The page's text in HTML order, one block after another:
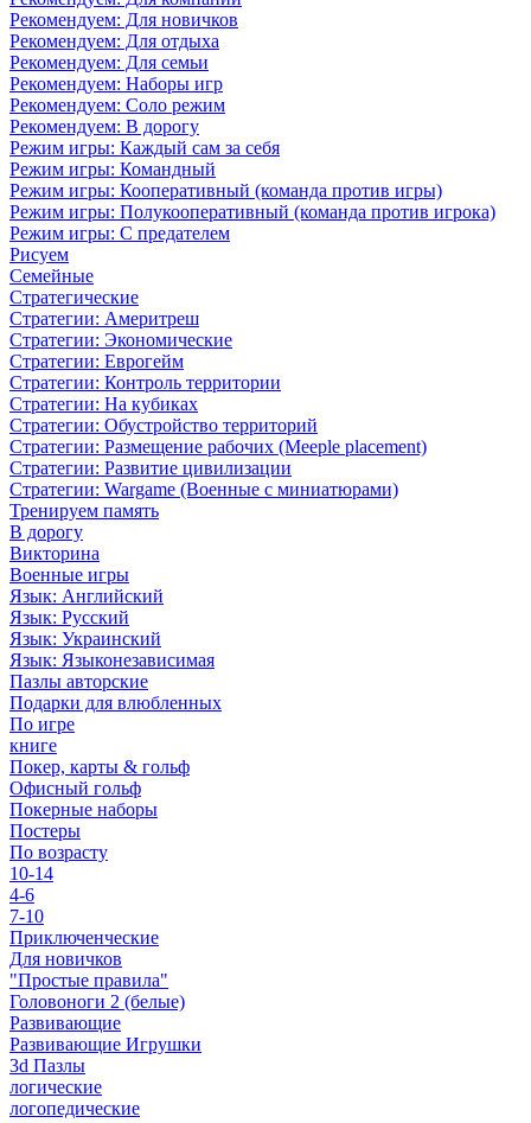
Рекомендуем: Для новичков
Рекомендуем: Для отдыха
Рекомендуем: Для семьи
Рекомендуем: Наборы игр
Рекомендуем: Соло режим
Рекомендуем: В дорогу
Режим игры: Каждый сам за себя
Режим игры: Командный
Режим игры: Кооперативный (команда против игры)
Режим игры: Полукооперативный (команда против игрока)
Режим игры: С предателем
Рисуем
Семейные
Стратегические
Стратегии: Америтреш
Стратегии: Экономические
Стратегии: Еврогейм
Стратегии: Контроль территории
Стратегии: На кубиках
Стратегии: Обустройство территорий
Стратегии: Размещение рабочих (Meeple placement)
Стратегии: Развитие цивилизации
Стратегии: Wargame (Военные с миниатюрами)
Тренируем память
В дорогу
Викторина
Военные игры
Язык: Английский
Язык: Русский
Язык: Украинский
Язык: Языконезависимая
Пазлы авторские
Подарки для влюбленных
По игре
книге
Покер, карты & гольф
Офисный гольф
Покерные наборы
Постеры
По возрасту
10-14
4-6
7-10
Приключенческие
Для новичков
"Простые правила"
Головоноги 2 (белые)
Развивающие
Развивающие Игрушки
3d Пазлы
логические
логопедические